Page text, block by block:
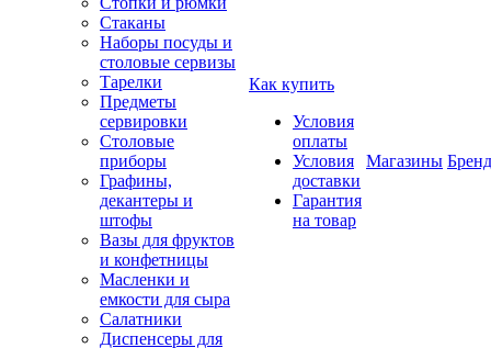
Стаканы
Наборы посуды и
столовые сервизы
Тарелки
Предметы
сервировки
Столовые
приборы
Графины,
декантеры и
штофы
Вазы для фруктов
и конфетницы
Масленки и
емкости для сыра
Салатники
Диспенсеры для
Как купить
Условия
оплаты
Условия
доставки
Гарантия
на товар
Магазины